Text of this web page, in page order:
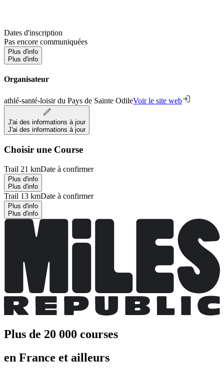
Dates d'inscription
Pas encore communiquées
Plus d'info
Plus d'info
Organisateur
athlé-santé-loisir du Pays de Sainte OdileVoir le site web
J'ai des informations à jour
J'ai des informations à jour
Choisir une Course
Trail 21 kmDate à confirmer
Plus d'info
Plus d'info
Trail 13 kmDate à confirmer
Plus d'info
Plus d'info
Plus de 20 000 courses
en France et ailleurs